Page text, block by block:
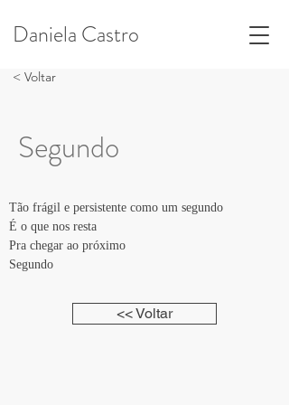
Daniela Castro
< Voltar
Segundo
Tão frágil e persistente como um segundo
É o que nos resta
Pra chegar ao próximo
Segundo
<< Voltar